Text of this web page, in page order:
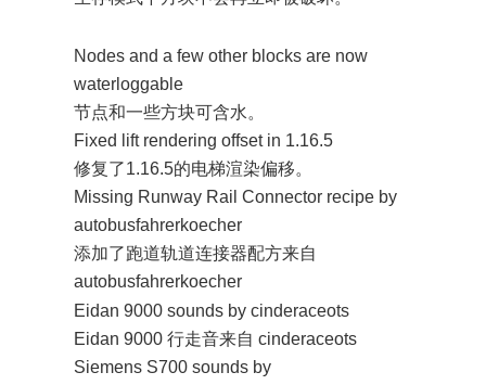
Nodes and a few other blocks are now
waterloggable
节点和一些方块可含水。
Fixed lift rendering offset in 1.16.5
修复了1.16.5的电梯渲染偏移。
Missing Runway Rail Connector recipe by
autobusfahrerkoecher
添加了跑道轨道连接器配方来自
autobusfahrerkoecher
Eidan 9000 sounds by cinderaceots
Eidan 9000 行走音来自 cinderaceots
Siemens S700 sounds by